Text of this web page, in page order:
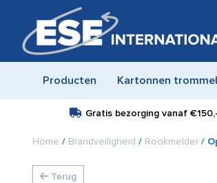
Producten Kartonnen
Gratis bezorging vanaf€150,-
Home / Brandveiligheid / Rookmelder /
Terug